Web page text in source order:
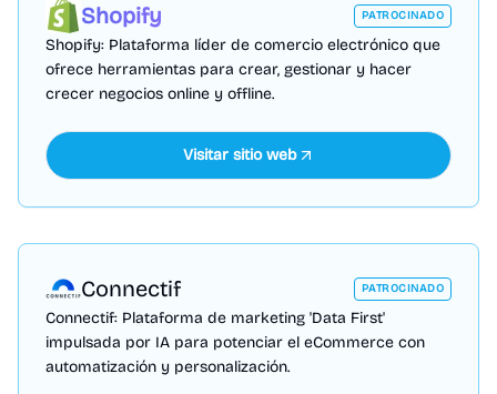
Shopify PATROCINADO
Shopify: Plataforma líder de comercio electrónico que
ofrece herramientas para crear, gestionar y hacer
crecer negocios online y offline.
Visitar sitio web
Connectif PATROCINADO
Connectif: Plataforma de marketing 'Data First'
impulsada por IA para potenciar el eCommerce con
automatización y personalización.